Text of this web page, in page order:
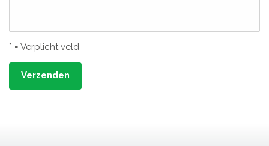
* = Verplicht veld
Verzenden